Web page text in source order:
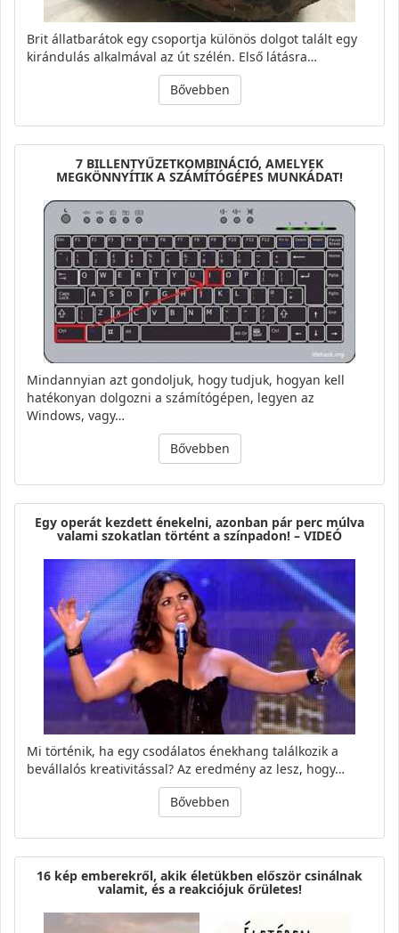
Brit állatbarátok egy csoportja különös dolgot talált egy
kirándulás alkalmával az út szélén. Első látásra…
Bővebben
7 BILLENTYŰZETKOMBINÁCIÓ, AMELYEK
MEGKÖNNYÍTIK A SZÁMÍTÓGÉPES MUNKÁDAT!
Mindannyian azt gondoljuk, hogy tudjuk, hogyan kell
hatékonyan dolgozni a számítógépen, legyen az
Windows, vagy…
Bővebben
Egy operát kezdett énekelni, azonban pár perc múlva
valami szokatlan történt a színpadon! – VIDEÓ
Mi történik, ha egy csodálatos énekhang találkozik a
bevállalós kreativitással? Az eredmény az lesz, hogy…
Bővebben
16 kép emberekről, akik életükben először csinálnak
valamit, és a reakciójuk őrületes!